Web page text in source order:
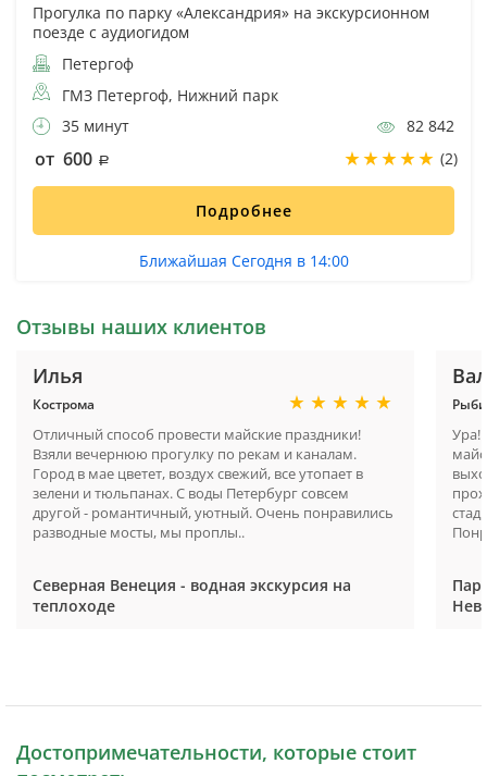
Прогулка по парку «Александрия» на экскурсионном
поезде с аудиогидом
Петергоф
ГМЗ Петергоф, Нижний парк
35 минут
82 842
от 600 (2)
Подробнее
Ближайшая Сегодня в 14:00
Отзывы наших клиентов
Илья
Кострома
Отличный способ провести майские праздники!
Взяли вечернюю прогулку по рекам и каналам.
Город в мае цветет, воздух свежий, все утопает в
зелени и тюльпанах. С воды Петербург совсем
другой - романтичный, уютный. Очень понравились
разводные мосты, мы проплы..
Северная Венеция - водная экскурсия на
теплоходе
Ура!
Достопримечательности, которые стоит